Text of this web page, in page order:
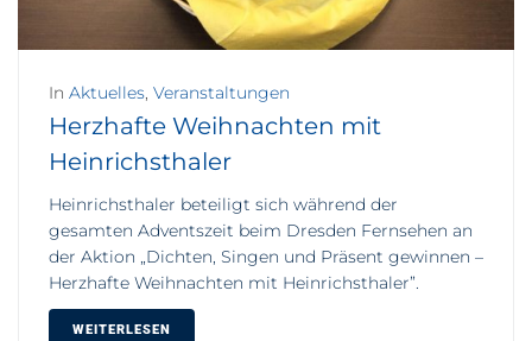
In Aktuelles, Veranstaltungen
Herzhafte Weihnachten mit
Heinrichsthaler
Heinrichsthaler beteiligt sich während der
gesamten Adventszeit beim Dresden Fernsehen an
der Aktion „Dichten, Singen und Präsent gewinnen –
Herzhafte Weihnachten mit Heinrichsthaler”.
WEITERLESEN